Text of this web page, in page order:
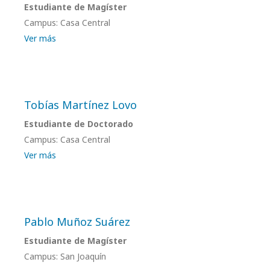
Estudiante de Magíster
Campus: Casa Central
Ver más
Tobías Martínez Lovo
Estudiante de Doctorado
Campus: Casa Central
Ver más
Pablo Muñoz Suárez
Estudiante de Magíster
Campus: San Joaquín